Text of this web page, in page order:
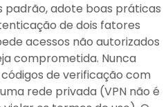
adote boas práticas
de dois fatores
acessos não autorizados
comprometida. Nunca
de verificação com
rede privada (VPN não é